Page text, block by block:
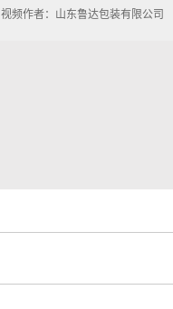
视频作者：山东鲁达包装有限公司